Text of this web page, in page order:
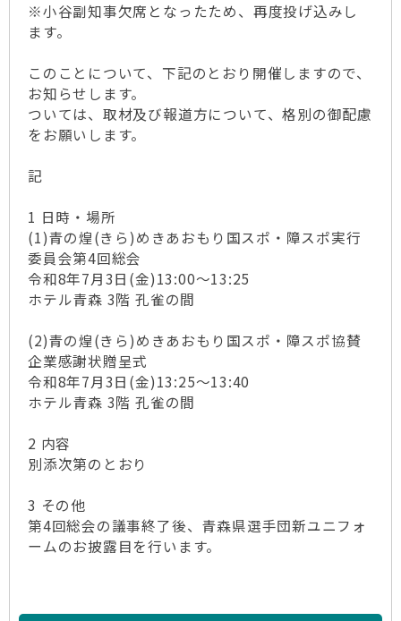
※小谷副知事欠席となったため、再度投げ込みし
ます。
このことについて、下記のとおり開催しますので、
お知らせします。
ついては、取材及び報道方について、格別の御配慮
をお願いします。
記
1 日時・場所
(1)青の煌(きら)めきあおもり国スポ・障スポ実行
委員会第4回総会
令和8年7月3日(金)13:00～13:25
ホテル青森 3階 孔雀の間
(2)青の煌(きら)めきあおもり国スポ・障スポ協賛
企業感謝状贈呈式
令和8年7月3日(金)13:25～13:40
ホテル青森 3階 孔雀の間
2 内容
別添次第のとおり
3 その他
第4回総会の議事終了後、青森県選手団新ユニフォ
ームのお披露目を行います。